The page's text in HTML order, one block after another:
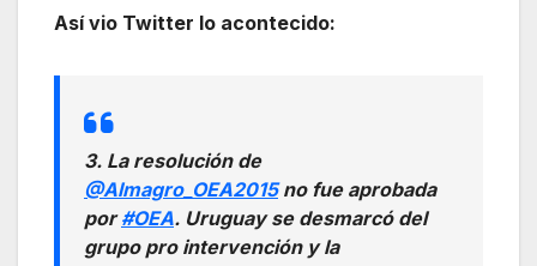
Así vio Twitter lo acontecido:
3. La resolución de
@Almagro_OEA2015no fue aprobada
por#OEA. Uruguay se desmarcó del
grupo pro intervención y la